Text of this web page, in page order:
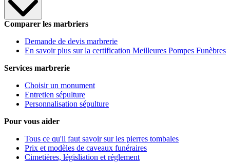
Comparer les marbriers
Demande de devis marbrerie
En savoir plus sur la certification Meilleures Pompes Funèbres
Services marbrerie
Choisir un monument
Entretien sépulture
Personnalisation sépulture
Pour vous aider
Tous ce qu'il faut savoir sur les pierres tombales
Prix et modèles de caveaux funéraires
Cimetières, législiation et réglement